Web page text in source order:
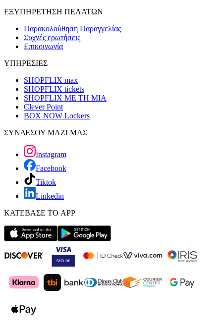
ΕΞΥΠΗΡΕΤΗΣΗ ΠΕΛΑΤΩΝ
Παρακολούθηση Παραγγελίας
Συχνές ερωτήσεις
Επικοινωνία
ΥΠΗΡΕΣΙΕΣ
SHOPFLIX max
SHOPFLIX tickets
SHOPFLIX ΜΕ ΤΗ ΜΙΑ
Clever Point
BOX NOW Lockers
ΣΥΝΔΕΣΟΥ ΜΑΖΙ ΜΑΣ
Instagram
Facebook
Tiktok
Linkedin
ΚΑΤΕΒΑΣΕ ΤΟ APP